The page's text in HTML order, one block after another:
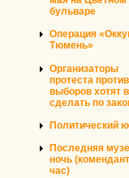
бульваре
Операция
Тюмень»
Организаторы
протеста против
выборов хотят
сделать по
Политический
Последняя
ночь
час)